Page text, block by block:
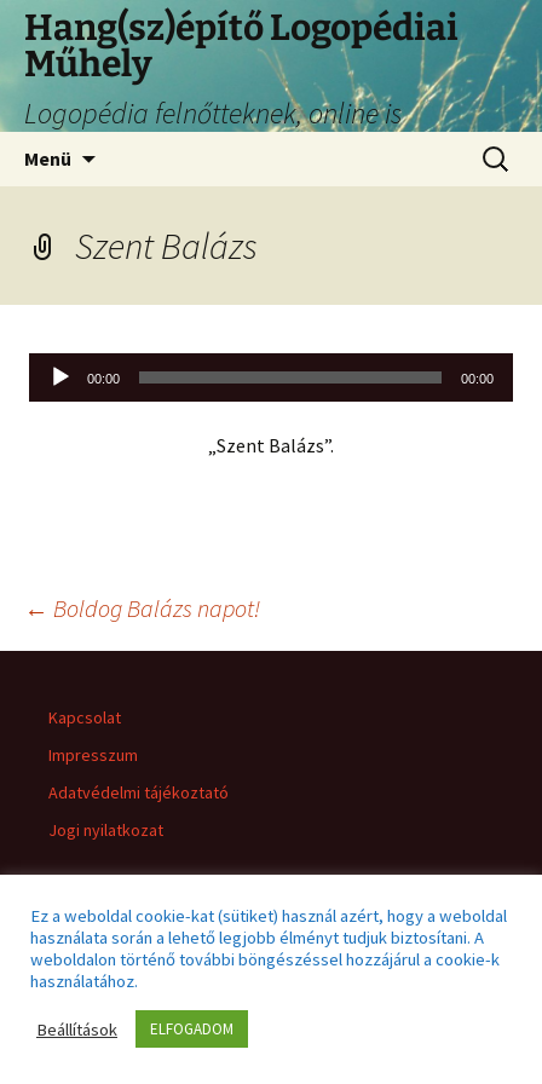
Hang(sz)építő Logopédiai
Műhely
Logopédia felnőtteknek, online is
Menü
Szent Balázs
Audió
lejátszó
00:00 00:00
„Szent Balázs”.
← Boldog Balázs napot!
Kapcsolat
Impresszum
Adatvédelmi tájékoztató
Jogi nyilatkozat
Adatvédelmi tájékoztató Büszke üzemeltető: WordPress
Ez a weboldal cookie-kat (sütiket) használ azért, hogy a weboldal
használata során a lehető legjobb élményt tudjuk biztosítani. A
weboldalon történő további böngészéssel hozzájárul a cookie-k
használatához.
Beállítások ELFOGADOM